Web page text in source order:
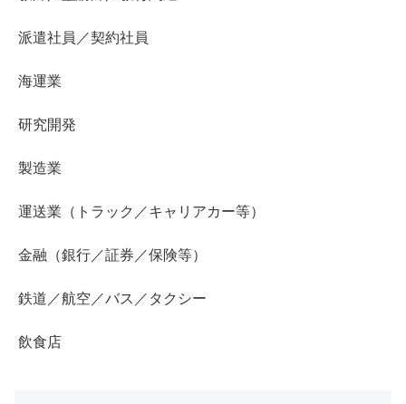
派遣社員／契約社員
海運業
研究開発
製造業
運送業（トラック／キャリアカー等）
金融（銀行／証券／保険等）
鉄道／航空／バス／タクシー
飲食店